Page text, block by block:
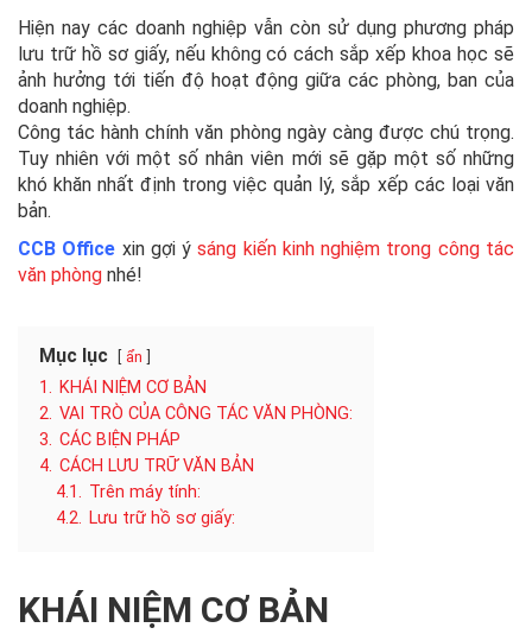
n
Hiện nay các doanh nghiệp vẫn còn sử dụng phương pháp
lưu trữ hồ sơ giấy, nếu không có cách sắp xếp khoa học sẽ
ảnh hưởng tới tiến độ hoạt động giữa các phòng, ban của
doanh nghiệp.
Công tác hành chính văn phòng ngày càng được chú trọng.
Tuy nhiên với một số nhân viên mới sẽ gặp một số những
khó khăn nhất định trong việc quản lý, sắp xếp các loại văn
bản.
CCB Office xin gợi ýsáng kiến kinh nghiệm trong công tác
văn phòng nhé!
Mục lục ẩn
1. KHÁI NIỆM CƠ BẢN
2. VAI TRÒ CỦA CÔNG TÁC VĂN PHÒNG:
3. CÁC BIỆN PHÁP
4. CÁCH LƯU TRỮ VĂN BẢN
4.1. Trên máy tính:
4.2. Lưu trữ hồ sơ giấy:
KHÁI NIỆM CƠ BẢN